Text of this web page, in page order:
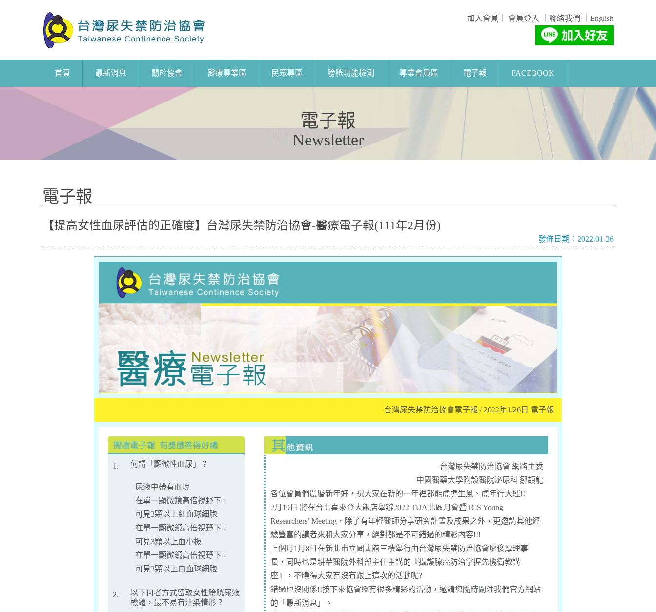
加入會員 會員登入 聯絡我們 English
首頁 最新消息 關於協會 醫療專業區 民眾專區 膀胱功能檢測 專業會員區 電子報 FACEBOOK
電子報
Newsletter
電子報
【提高女性血尿評估的正確度】台灣尿失禁防治協會-醫療電子報(111年2月份)
發佈日期：2022-01-26
台灣尿失禁防治協會電子報 / 2022年1/26日 電子報
1. 何謂「顯微性血尿」？
尿液中帶有血塊
在單一顯微鏡高倍視野下，
可見3顆以上紅血球細胞
在單一顯微鏡高倍視野下，
可見3顆以上血小板
在單一顯微鏡高倍視野下，
可見3顆以上白血球細胞
2.
以下何者方式留取女性膀胱尿液
檢體，最不易有汙染情形？
台灣尿失禁防治協會 網路主委
中國醫藥大學附設醫院泌尿科 鄒頡龍
各位會員們農曆新年好，祝大家在新的一年裡都能虎虎生風、虎年行大運!!
2月19日 將在台北喜來登大飯店舉辦2022 TUA北區月會暨TCS Young
Researchers’ Meeting，除了有年輕醫師分享研究計畫及成果之外，更邀請其他經
驗豐富的講者來和大家分享，絕對都是不可錯過的精彩內容!!!
上個月1月8日在新北市立圖書館三樓舉行由台灣尿失禁防治協會廖俊厚理事
長，同時也是耕莘醫院外科部主任主講的『攝護腺癌防治掌握先機衛教講
座』，不曉得大家有沒有跟上這次的活動呢?
錯過也沒關係!!接下來協會還有很多精彩的活動，邀請您隨時關注我們官方網站
的 「最新消息」
。